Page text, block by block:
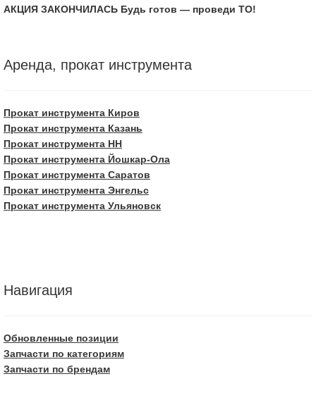
АКЦИЯ ЗАКОНЧИЛАСЬ Будь готов — проведи ТО!
Аренда, прокат инструмента
Прокат инструмента Киров
Прокат инструмента Казань
Прокат инструмента НН
Прокат инструмента Йошкар-Ола
Прокат инструмента Саратов
Прокат инструмента Энгельс
Прокат инструмента Ульяновск
Навигация
Обновленные позиции
Запчасти по категориям
Запчасти по брендам